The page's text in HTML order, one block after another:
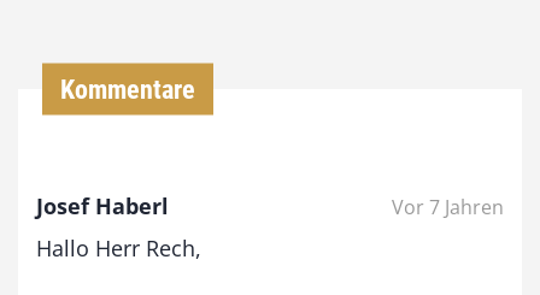
Kommentare
Josef Haberl Vor 7 Jahren
Hallo Herr Rech,